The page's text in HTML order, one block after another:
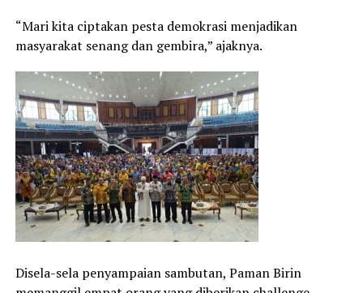
“Mari kita ciptakan pesta demokrasi menjadikan
masyarakat senang dan gembira,” ajaknya.
Disela-sela penyampaian sambutan, Paman Birin